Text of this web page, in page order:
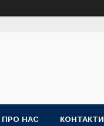
ПРО НАС КОНТАКТИ